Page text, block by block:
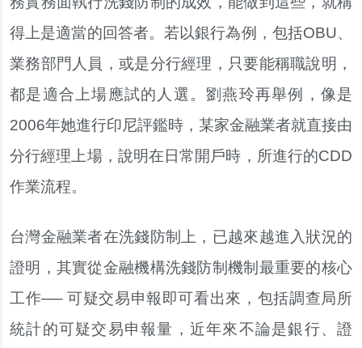
得上是適當的回答者。若以銀行為例，包括OBU、
業務部門人員，或是分行經理，只要能稱職說明，
都是適合上場應試的人選。劉燕玲再舉例，像是
2006年她進行印尼評鑑時，某家金融業者就直接由
分行經理上場，說明在日常開戶時，所進行的CDD
作業流程。
台灣金融業者在洗錢防制上，已越來越進入狀況的
證明，其實從金融機構洗錢防制機制最重要的核心
工作── 可疑交易申報即可看出來，包括調查局所
統計的可疑交易申報量，近年來不論是銀行、證